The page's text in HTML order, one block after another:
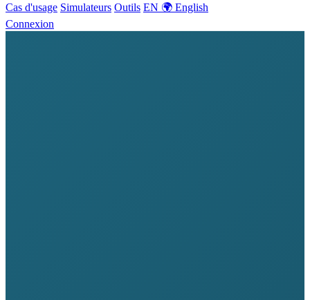
Cas d'usage Simulateurs Outils EN 🌍 English
Connexion